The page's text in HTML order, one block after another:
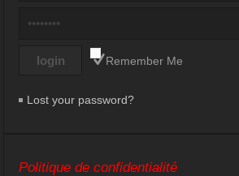
Remember Me
Lost your password?
Politique de confidentialité